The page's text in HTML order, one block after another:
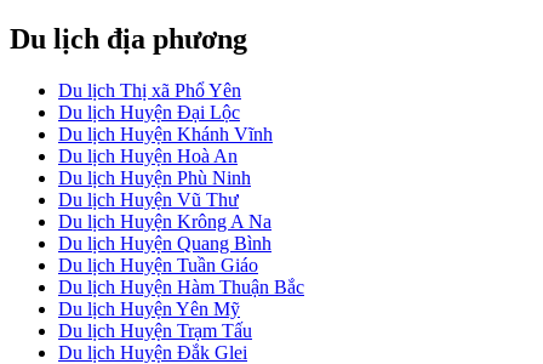
Du lịch địa phương
Du lịch Thị xã Phổ Yên
Du lịch Huyện Đại Lộc
Du lịch Huyện Khánh Vĩnh
Du lịch Huyện Hoà An
Du lịch Huyện Phù Ninh
Du lịch Huyện Vũ Thư
Du lịch Huyện Krông A Na
Du lịch Huyện Quang Bình
Du lịch Huyện Tuần Giáo
Du lịch Huyện Hàm Thuận Bắc
Du lịch Huyện Yên Mỹ
Du lịch Huyện Trạm Tấu
Du lịch Huyện Đắk Glei